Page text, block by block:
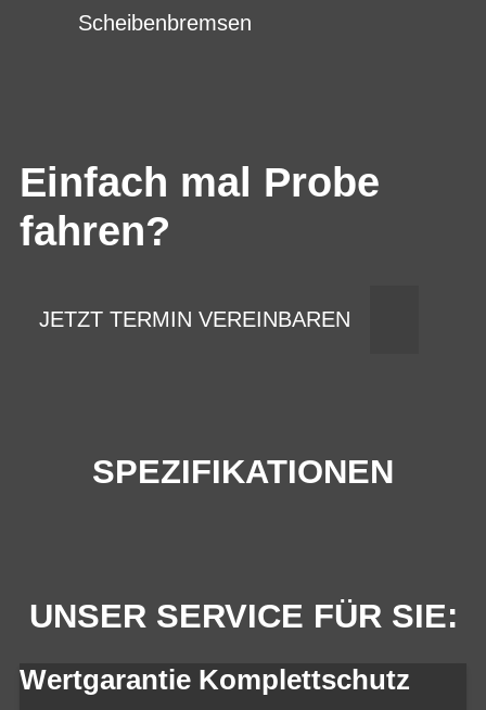
Scheibenbremsen
Einfach mal Probe
fahren?
JETZT TERMIN VEREINBAREN
SPEZIFIKATIONEN
UNSER SERVICE FÜR SIE:
Wertgarantie Komplettschutz